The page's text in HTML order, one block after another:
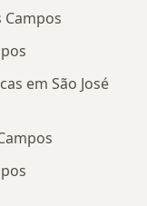
Campos
em São José